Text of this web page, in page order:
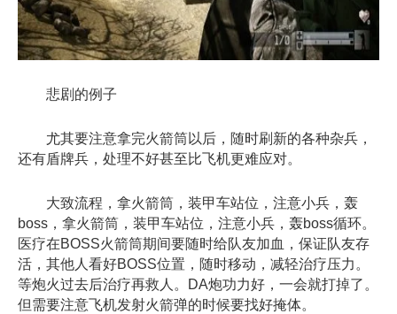
悲剧的例子
尤其要注意拿完火箭筒以后，随时刷新的各种杂兵，
还有盾牌兵，处理不好甚至比飞机更难应对。
大致流程，拿火箭筒，装甲车站位，注意小兵，轰
boss，拿火箭筒，装甲车站位，注意小兵，轰boss循环。
医疗在BOSS火箭筒期间要随时给队友加血，保证队友存
活，其他人看好BOSS位置，随时移动，减轻治疗压力。
等炮火过去后治疗再救人。DA炮功力好，一会就打掉了。
但需要注意飞机发射火箭弹的时候要找好掩体。